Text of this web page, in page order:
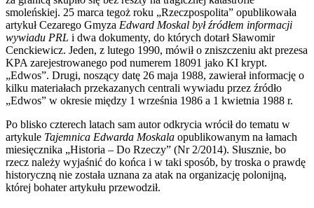
smoleńskiej. 25 marca tegoż roku „Rzeczpospolita” opublikowała
artykuł Cezarego Gmyza Edward Moskal był źródłem informacji
wywiadu PRL i dwa dokumenty, do których dotarł Sławomir
Cenckiewicz. Jeden, z lutego 1990, mówił o zniszczeniu akt prezesa
KPA zarejestrowanego pod numerem 18091 jako KI krypt.
„Edwos”. Drugi, noszący datę 26 maja 1988, zawierał informację o
kilku materiałach przekazanych centrali wywiadu przez źródło
„Edwos” w okresie między 1 września 1986 a 1 kwietnia 1988 r.
Po blisko czterech latach sam autor odkrycia wrócił do tematu w
artykule Tajemnica Edwarda Moskala opublikowanym na łamach
miesięcznika „Historia – Do Rzeczy” (Nr 2/2014). Słusznie, bo
rzecz należy wyjaśnić do końca i w taki sposób, by troska o prawdę
historyczną nie została uznana za atak na organizację polonijną,
której bohater artykułu przewodził.